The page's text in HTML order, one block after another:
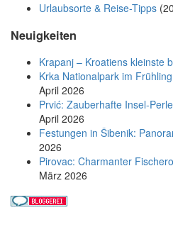
Urlaubsorte & Reise-Tipps
Neuigkeiten
Krapanj – Kroatiens kleinste
Krka Nationalpark im
April 2026
Prvić: Zauberhafte Insel-
April 2026
Festungen in Šibenik:
2026
Pirovac: Charmanter
März 2026